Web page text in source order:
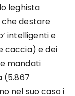
leghista
che destare
intelligenti e
caccia) e dei
mandati
(5.867
nel suo caso i